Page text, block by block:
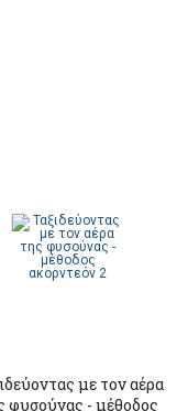
με τον αέρα
φυσούνας - μέθοδος